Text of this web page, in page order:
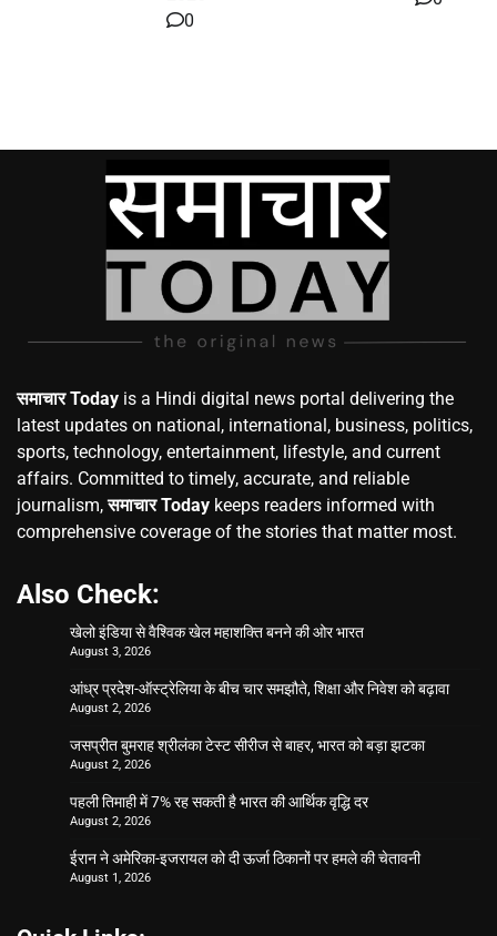
0
समाचार Today is a Hindi digital news portal delivering the
latest updates on national, international, business, politics,
sports, technology, entertainment, lifestyle, and current
affairs. Committed to timely, accurate, and reliable
journalism,समाचार Today keeps readers informed with
comprehensive coverage of the stories that matter most.
Also Check:
खेलो इंडिया से वैश्विक खेल महाशक्ति बनने की ओर भारत
August 3, 2026
आंध्र प्रदेश-ऑस्ट्रेलिया के बीच चार समझौते, शिक्षा और निवेश को बढ़ावा
August 2, 2026
जसप्रीत बुमराह श्रीलंका टेस्ट सीरीज से बाहर, भारत को बड़ा झटका
August 2, 2026
पहली तिमाही में 7% रह सकती है भारत की आर्थिक वृद्धि दर
August 2, 2026
ईरान ने अमेरिका-इजरायल को दी ऊर्जा ठिकानों पर हमले की चेतावनी
August 1, 2026